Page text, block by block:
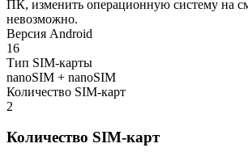
ПК, изменить операционную систему на
невозможно.
Версия Android
16
Тип SIM-карты
nanoSIM + nanoSIM
Количество SIM-карт
2
Количество SIM-карт